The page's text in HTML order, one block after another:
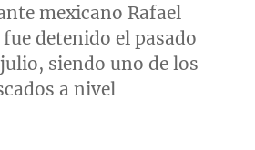
mexicano Rafael
detenido el pasado
siendo uno de los
a nivel